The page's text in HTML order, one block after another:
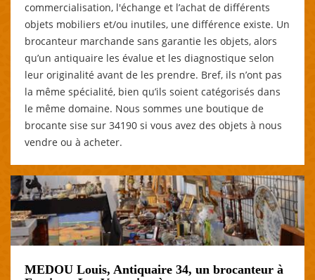
commercialisation, l'échange et l’achat de différents
objets mobiliers et/ou inutiles, une différence existe. Un
brocanteur marchande sans garantie les objets, alors
qu’un antiquaire les évalue et les diagnostique selon
leur originalité avant de les prendre. Bref, ils n’ont pas
la même spécialité, bien qu’ils soient catégorisés dans
le même domaine. Nous sommes une boutique de
brocante sise sur 34190 si vous avez des objets à nous
vendre ou à acheter.
MEDOU Louis, Antiquaire 34, un brocanteur à